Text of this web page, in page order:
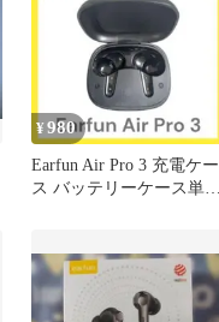
¥980
Earfun Air Pro 3 充電ケー
ス バッテリーケース単品